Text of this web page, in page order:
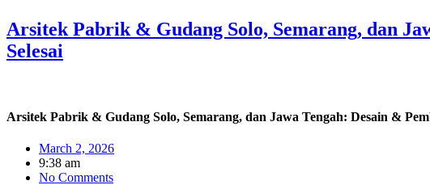
Arsitek Pabrik & Gudang Solo, Semarang, dan
Selesai
Arsitek Pabrik & Gudang Solo, Semarang, dan Jawa Tengah: Desain &
March 2, 2026
9:38 am
No Comments